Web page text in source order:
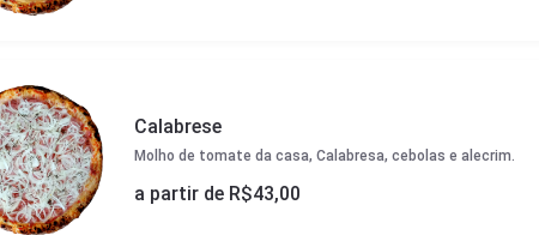
Calabrese
Molho de tomate da casa, Calabresa, cebolas e alecrim.
a partir de R$43,00